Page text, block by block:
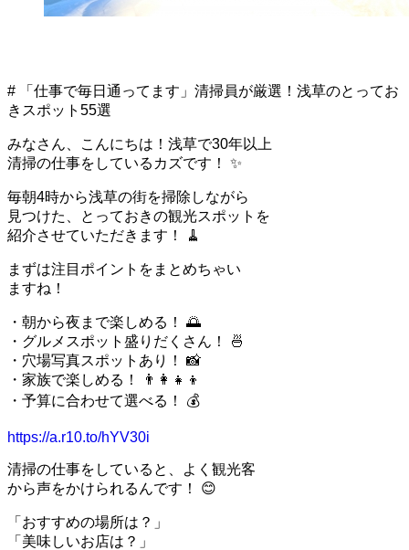
# 「仕事で毎日通ってます」清掃員が厳選！浅草のとってお
きスポット55選
みなさん、こんにちは！浅草で30年以上
清掃の仕事をしているカズです！ ✨
毎朝4時から浅草の街を掃除しながら
見つけた、とっておきの観光スポットを
紹介させていただきます！ 🧹
まずは注目ポイントをまとめちゃい
ますね！
・朝から夜まで楽しめる！ 🌅
・グルメスポット盛りだくさん！ 🍜
・穴場写真スポットあり！ 📸
・家族で楽しめる！ 👨‍👩‍👧‍👦
・予算に合わせて選べる！ 💰
https://a.r10.to/hYV30i
清掃の仕事をしていると、よく観光客
から声をかけられるんです！ 😊
「おすすめの場所は？」
「美味しいお店は？」